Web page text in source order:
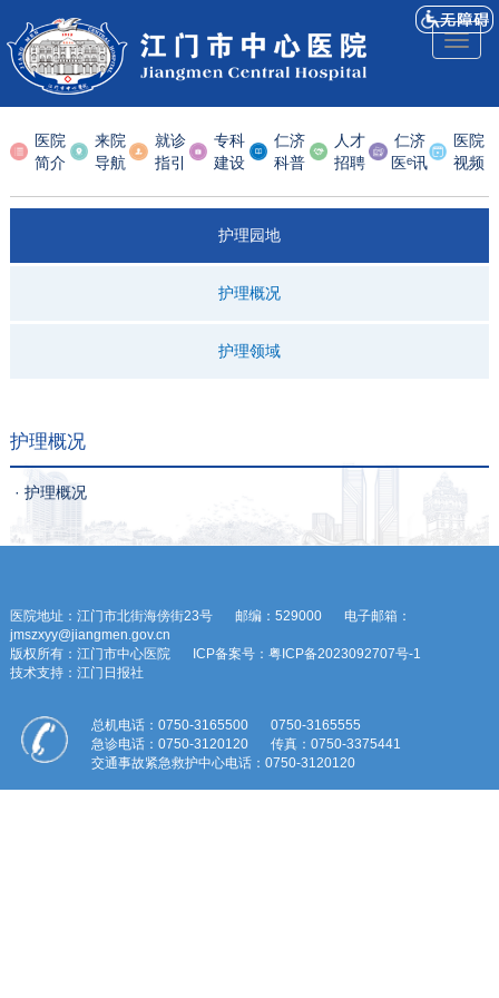
医院
简介
来院
导航
就诊
指引
专科
建设
仁济
科普
人才
招聘
仁济
医ᵉ讯
医院
视频
护理园地
护理概况
护理领域
护理概况
· 护理概况
医院地址：江门市北街海傍街23号 邮编：529000
电子邮箱：
jmszxyy@jiangmen.gov.cn
版权所有：江门市中心医院
ICP备案号：粤ICP备2023092707号-1
技术支持：江门日报社
总机电话：0750-3165500
0750-3165555
急诊电话：0750-3120120
传真：0750-3375441
交通事故紧急救护中心电话：0750-3120120